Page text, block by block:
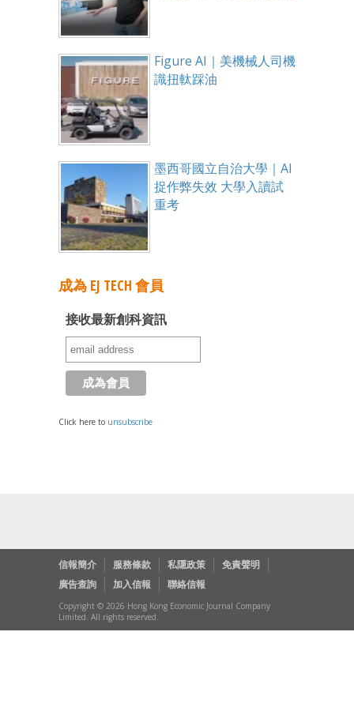
Figure AI｜美機械人司機
識扭軚踩油
墨西哥國立自治大學｜AI
捉作弊失效 大學入讀試
重考
成為 EJ TECH 會員
接收最新創科資訊
Click here to unsubscribe
信報簡介 服務條款 私隱政策
免責聲明
廣告查詢
加入信報 聯絡信報
Copyright © 2026 Hong Kong Economic Journal Company
Limited. All rights reserved.